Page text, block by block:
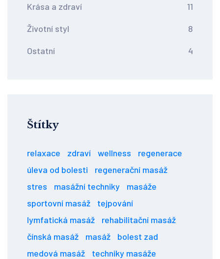
Krása a zdraví 11
Životní styl 8
Ostatní 4
Štítky
relaxace zdraví wellness
regenerace
úleva od bolesti
regenerační masáž
stres
masážní techniky
masáže
sportovní masáž
tejpování
lymfatická masáž
rehabilitační masáž
čínská masáž
masáž
bolest zad
medová masáž
techniky masáže